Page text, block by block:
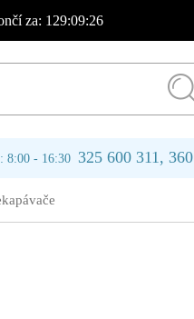
za: 129:09:25
8:00 - 16:30 325 600 311, 360